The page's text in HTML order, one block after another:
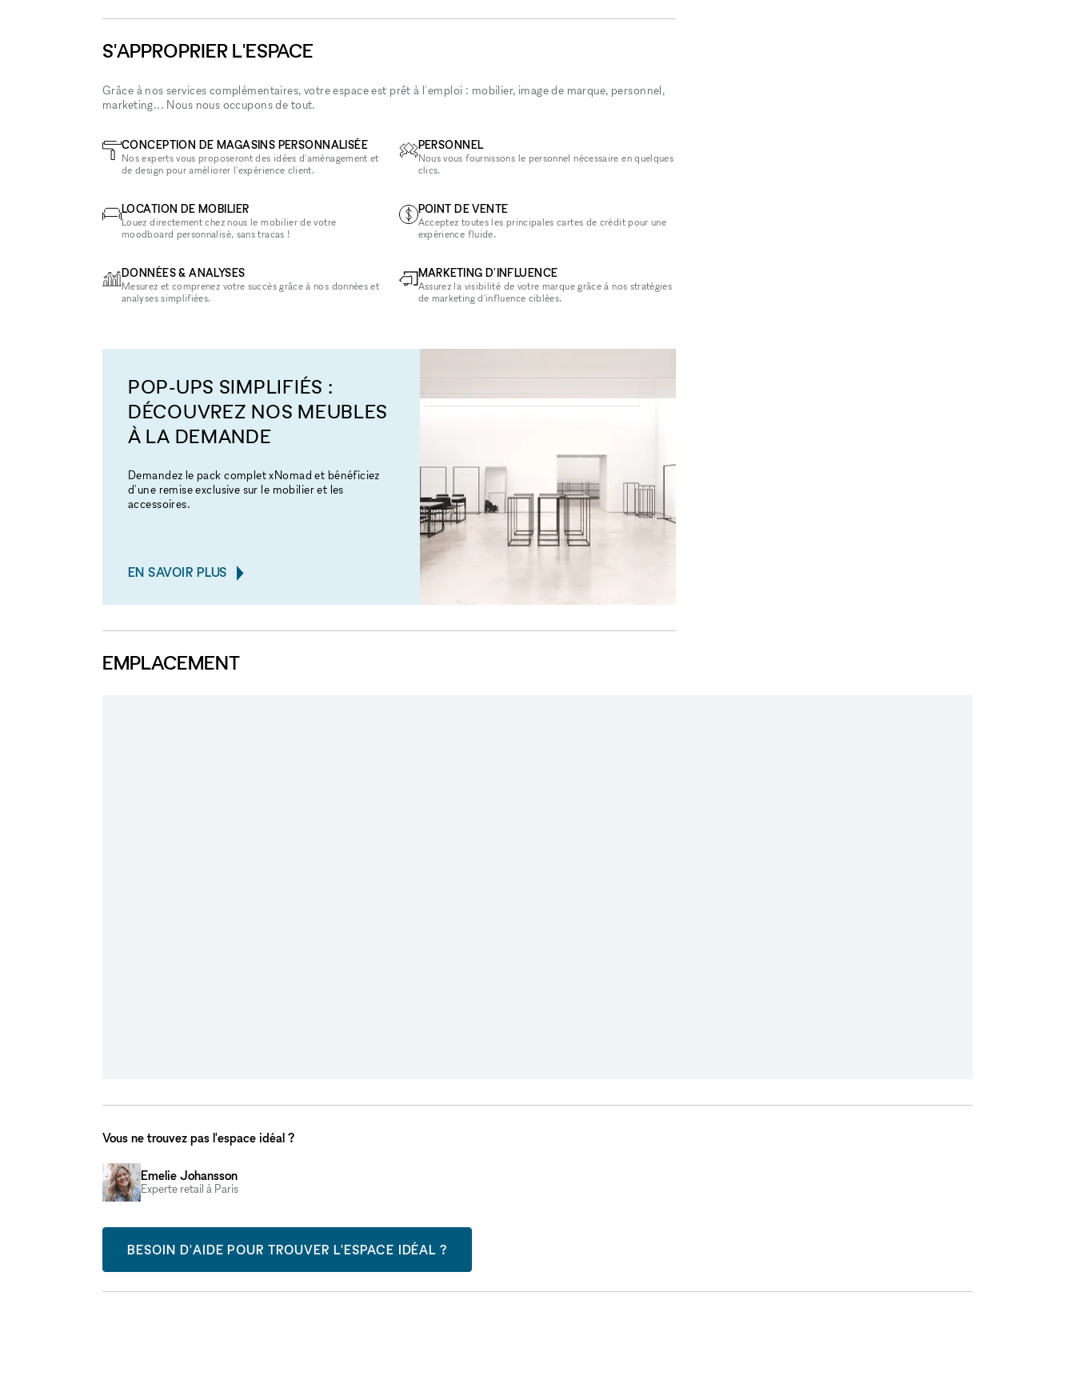
S'APPROPRIER L'ESPACE
Grâce à nos services complémentaires, votre espace est prêt à l'emploi : mobilier, image de marque, personnel,
marketing... Nous nous occupons de tout.
CONCEPTION DE MAGASINS PERSONNALISÉE
Nos experts vous proposeront des idées d'aménagement et
de design pour améliorer l'expérience client.
LOCATION DE MOBILIER
Louez directement chez nous le mobilier de votre
moodboard personnalisé, sans tracas !
DONNÉES & ANALYSES
Mesurez et comprenez votre succès grâce à nos données et
analyses simplifiées.
PERSONNEL
Nous vous fournissons le personnel nécessaire en quelques
clics.
POINT DE VENTE
Acceptez toutes les principales cartes de crédit pour une
expérience fluide.
MARKETING D'INFLUENCE
Assurez la visibilité de votre marque grâce à nos stratégies
de marketing d'influence ciblées.
POP-UPS SIMPLIFIÉS :
DÉCOUVREZ NOS MEUBLES
À LA DEMANDE
Demandez le pack complet xNomad et bénéficiez
d'une remise exclusive sur le mobilier et les
accessoires.
EN SAVOIR PLUS
EMPLACEMENT
Vous ne trouvez pas l'espace idéal ?
Emelie Johansson
Experte retail à Paris
BESOIN D'AIDE POUR TROUVER L'ESPACE IDÉAL ?